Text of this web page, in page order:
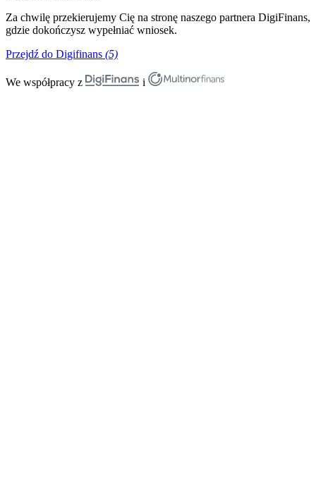
Za chwilę przekierujemy Cię na stronę naszego partnera DigiFinans,
gdzie dokończysz wypełniać wniosek.
Przejdź do Digifinans (5)
We współpracy z i